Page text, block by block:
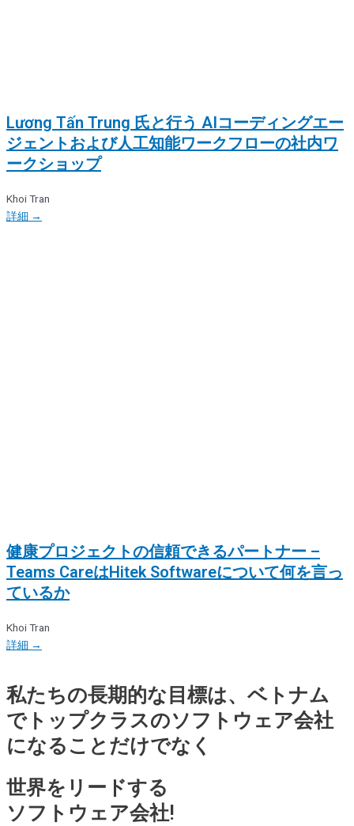
Lương Tấn Trung 氏と行う AIコーディングエー
ジェントおよび人工知能ワークフローの社内ワ
ークショップ
Khoi Tran
詳細 →
健康プロジェクトの信頼できるパートナー –
Teams CareはHitek Softwareについて何を言っ
ているか
Khoi Tran
詳細 →
私たちの長期的な目標は、ベトナム
でトップクラスのソフトウェア会社
になることだけでなく
世界をリードする
ソフトウェア会社!